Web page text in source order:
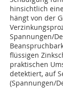
hinsichtlich
hängt von der
Spannungen/
flüssigen
praktischen
detektiert, auf
(Spannungen/